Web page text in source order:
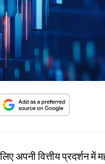
अपनी वित्तीय प्रदर्शन में